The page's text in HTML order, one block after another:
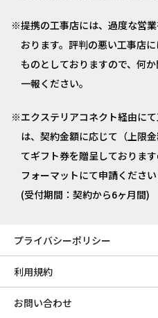
提携の工事店には、過度な営
おります。評判の悪い工事店
ものとしておりますので、何
一報ください。
エクステリアコネクト経由に
は、契約金額に応じて（上限
てギフト券を贈呈しておりま
フォーマットにて申請くださ
(受付期間：契約から6ヶ月間)
プライバシーポリシー
利用規約
お問い合わせ